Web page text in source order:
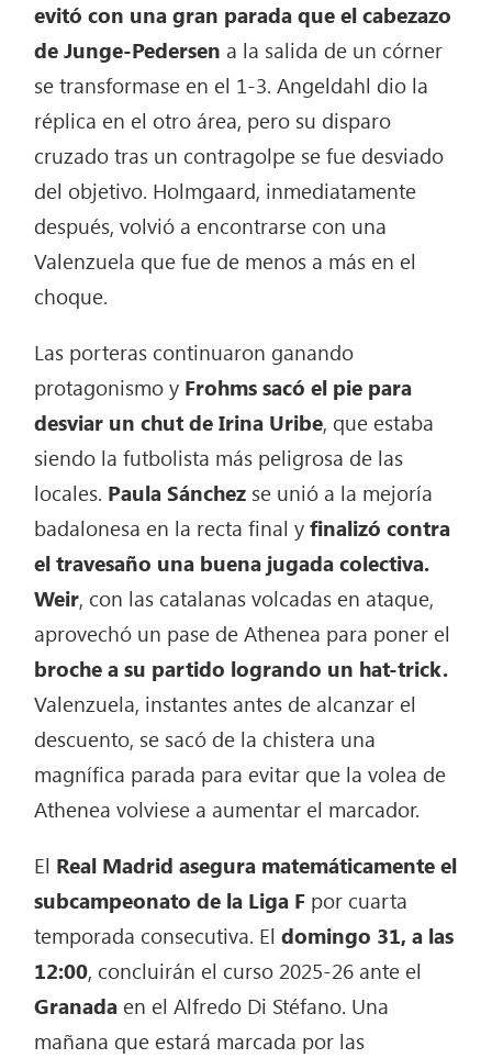
evitó con una gran parada que el cabezazo
de Junge-Pedersen a la salida de un córner
se transformase en el 1-3. Angeldahl dio la
réplica en el otro área, pero su disparo
cruzado tras un contragolpe se fue desviado
del objetivo. Holmgaard, inmediatamente
después, volvió a encontrarse con una
Valenzuela que fue de menos a más en el
choque.
Las porteras continuaron ganando
protagonismo y Frohms sacó el pie para
desviar un chut de Irina Uribe, que estaba
siendo la futbolista más peligrosa de las
locales. Paula Sánchez se unió a la mejoría
badalonesa en la recta final yfinalizó contra
el travesaño una buena jugada colectiva.
Weir, con las catalanas volcadas en ataque,
aprovechó un pase de Athenea para poner el
broche a su partido logrando un hat-trick.
Valenzuela, instantes antes de alcanzar el
descuento, se sacó de la chistera una
magnífica parada para evitar que la volea de
Athenea volviese a aumentar el marcador.
El Real Madrid asegura matemáticamente el
subcampeonato de la Liga F por cuarta
temporada consecutiva. Eldomingo 31, a las
12:00, concluirán el curso 2025-26 ante el
Granada en el Alfredo Di Stéfano. Una
mañana que estará marcada por las